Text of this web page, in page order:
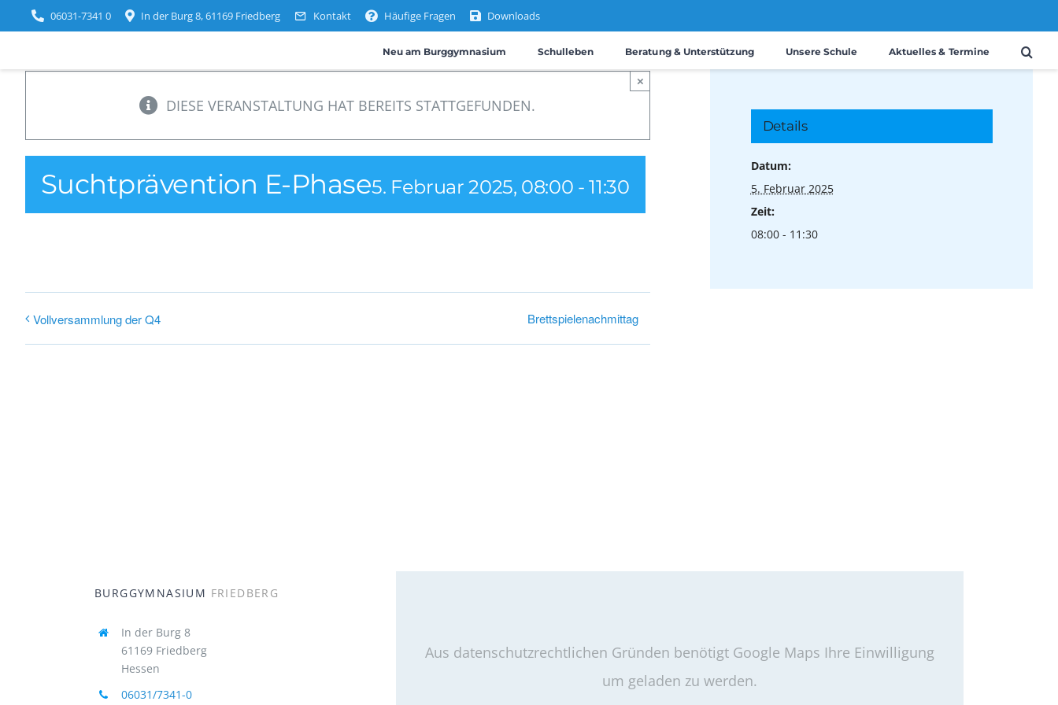
springen
06031-7341 0 In der Burg 8, 61169 Friedberg Kontakt Häufige Fragen Downloads
Neu am Burggymnasium Schulleben Beratung & Unterstützung Unsere Schule Aktuelles & Termine
DIESE VERANSTALTUNG HAT BEREITS STATTGEFUNDEN.
×
Suchtprävention E-Phase5. Februar 2025, 08:00 -11:30
Vollversammlung der Q4 Brettspielenachmittag
Details
Datum:
5. Februar 2025
Zeit:
08:00 - 11:30
BURGGYMNASIUM FRIEDBERG
In der Burg 8
61169 Friedberg
Hessen
06031/7341-0
Aus datenschutzrechtlichen Gründen benötigt Google Maps Ihre Einwilligung
um geladen zu werden.